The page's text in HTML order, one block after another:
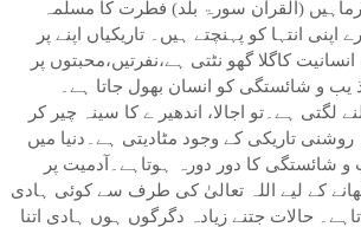
(القرآن سورۃ بلد) فطرت کا مسلمہ
انتہا کو پہنچتے ہیں۔ تاریکیاں اپنے پر
کاگلا گھو نٹتی ہے،نفرتیں،محبتوں پر
یب و شائستگی کو انسان بھول جاتا ہے۔
لگتی ہے۔تو اجالا، اندھیر ے کا سینہ چیر کر
تاریکی کے وجود مٹادیتی ہے۔دنیا میں
و شائستگی کا دور دورہ ہوتاہے۔آدمیت پر
کے لیے اللہ تعالیٰ کی طرف سے کوئی ہادی
حالات جتنے زیادہ دگرگوں ہوں ہادی اتنا